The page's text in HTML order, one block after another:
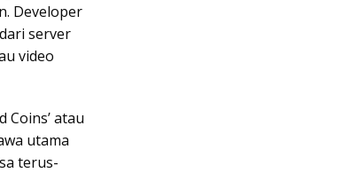
Developer
server
video
Coins’ atau
utama
terus-